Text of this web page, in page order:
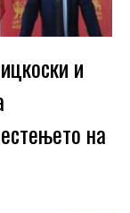
и
на